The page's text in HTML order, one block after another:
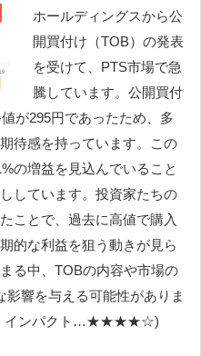
ホールディングスから公
開買付け（TOB）の発表
を受けて、PTS市場で急
騰しています。公開買付
が295円であったため、多
待感を持っています。この
の増益を見込んでいること
しています。投資家たちの
ことで、過去に高値で購入
的な利益を狙う動きが見ら
る中、TOBの内容や市場の
影響を与える可能性がありま
ンパクト…★★★★☆)